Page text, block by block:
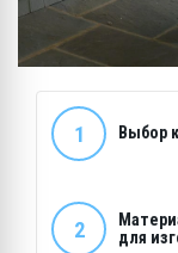
1 Выбор
2
для